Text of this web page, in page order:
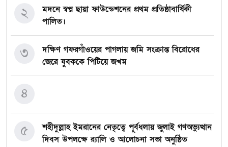
মদনে স্বপ্ন ছায়া ফাউন্ডেশনের প্রথম প্রতিষ্ঠাবার্ষিকী
পালিত।
২
দক্ষিণ গফরগাঁওয়ের পাগলায় জমি সংক্রান্ত বিরোধের
জেরে যুবককে পিটিয়ে জখম
৩
৪
শহীদুল্লাহ ইমরানের নেতৃত্বে পূর্বধলায় জুলাই গণঅভ্যুত্থান
দিবস উপলক্ষে র‍্যালি ও আলোচনা সভা অনুষ্ঠিত
৫